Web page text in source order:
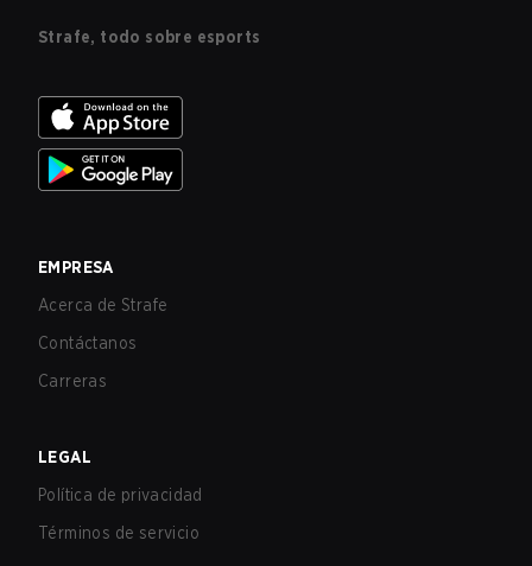
Strafe, todo sobre esports
EMPRESA
Acerca de Strafe
Contáctanos
Carreras
LEGAL
Política de privacidad
Términos de servicio